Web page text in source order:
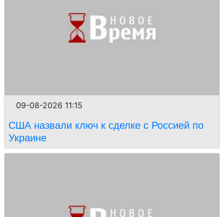
09-08-2026 11:15
США назвали ключ к сделке с Россией по
Украине